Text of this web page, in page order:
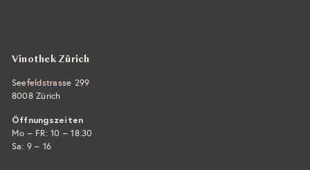
Vinothek Zürich
Seefeldstrasse 299
8008 Zürich
Öffnungszeiten
Mo – FR: 10 – 18:30
Sa: 9 – 16